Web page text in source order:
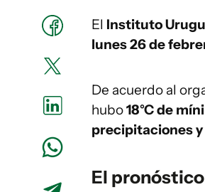
El Instituto
lunes 26 de
De acuerdo al
hubo18°C de
precipitaciones
El